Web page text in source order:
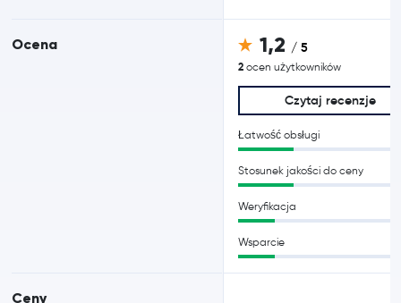
Ocena
Ceny
1,2 / 5
2 ocen użytkowników
Czytaj recenzje
Łatwość obsługi
Stosunek jakości do ceny
Weryfikacja
Wsparcie